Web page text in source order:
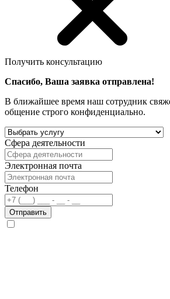
Получить консультацию
Спасибо, Ваша заявка отправлена!
В ближайшее время наш сотрудник
общение строго конфиденциально.
Сфера деятельности
Электронная почта
Телефон
Отправить